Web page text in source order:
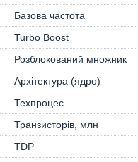
Базова частота
Turbo Boost
Розблокований множник
Архітектура (ядро)
Техпроцес
Транзисторів, млн
TDP